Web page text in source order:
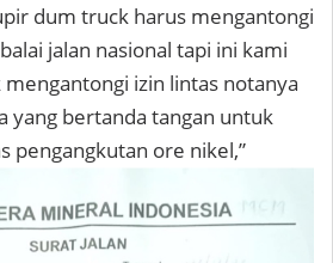
dum truck harus mengantongi
jalan nasional tapi ini kami
izin lintas notanya
yang bertanda tangan untuk
pengangkutan ore nikel,”